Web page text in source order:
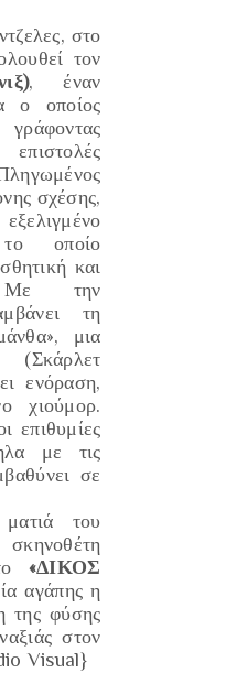
στο
τον
, έναν
ο οποίος
επιστολές
σχέσης,
το οποίο
και
Με την
τη
μια
(Σκάρλετ
ενόραση,
χιούμορ.
επιθυμίες
με τις
σε
του
«ΔΙΚΟΣ
αγάπης η
της φύσης
στον
Visual}